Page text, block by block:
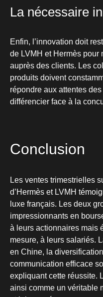
La nécessaire
Enfin, l’innovation doit
de LVMH et Hermès pour
auprès des clients. Les
produits doivent
répondre aux attentes
différencier face à la
Conclusion
Les ventes trimestrielles
d’Hermès et LVMH
luxe français. Les deux
impressionnants en
à leurs actionnaires mais
mesure, à leurs salariés.
en Chine, la
communication efficace
expliquant cette réussite.
ainsi comme un véritable